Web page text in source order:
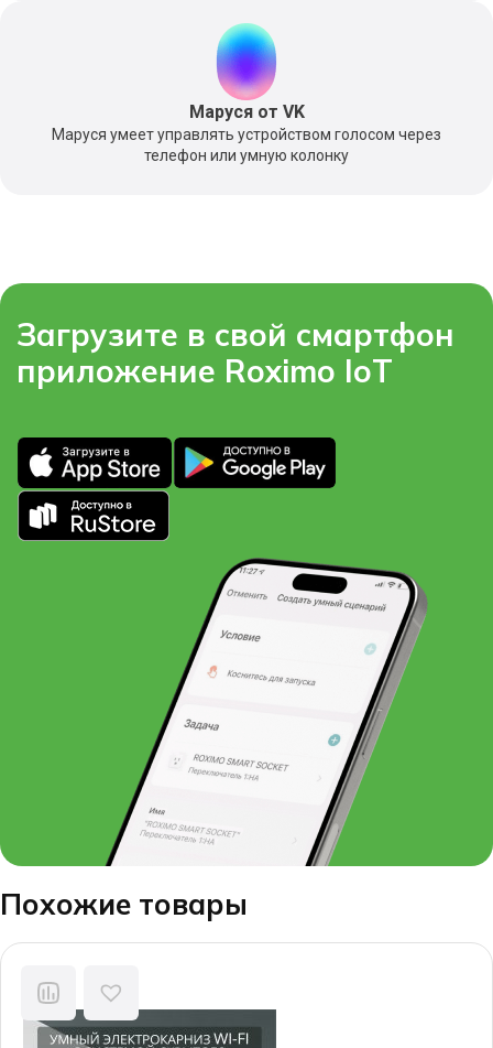
Маруся от VK
Маруся умеет управлять устройством голосом через
телефон или умную колонку
Загрузите в свой смартфон
приложение Roximo IoT
Похожие товары